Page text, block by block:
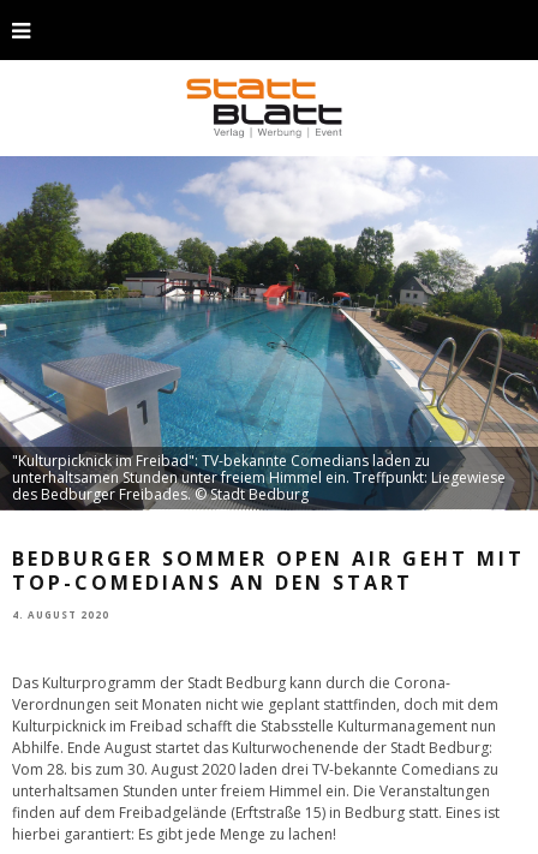
"Kulturpicknick im Freibad": TV-bekannte Comedians laden zu
unterhaltsamen Stunden unter freiem Himmel ein. Treffpunkt: Liegewiese
des Bedburger Freibades. © Stadt Bedburg
BEDBURGER SOMMER OPEN AIR GEHT MIT
TOP-COMEDIANS AN DEN START
4. AUGUST 2020
Das Kulturprogramm der Stadt Bedburg kann durch die Corona-
Verordnungen seit Monaten nicht wie geplant stattfinden, doch mit dem
Kulturpicknick im Freibad schafft die Stabsstelle Kulturmanagement nun
Abhilfe. Ende August startet das Kulturwochenende der Stadt Bedburg:
Vom 28. bis zum 30. August 2020 laden drei TV-bekannte Comedians zu
unterhaltsamen Stunden unter freiem Himmel ein. Die Veranstaltungen
finden auf dem Freibadgelände (Erftstraße 15) in Bedburg statt. Eines ist
hierbei garantiert: Es gibt jede Menge zu lachen!